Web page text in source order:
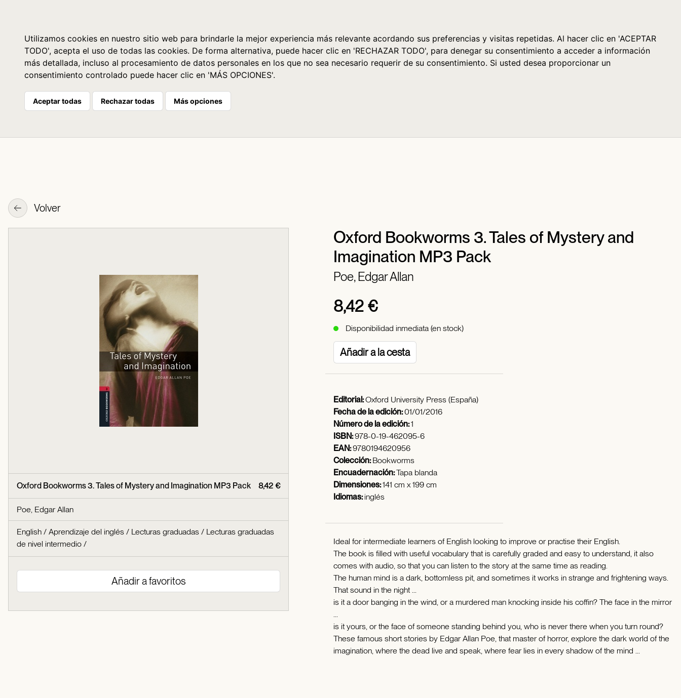
Utilizamos cookies en nuestro sitio web para brindarle la mejor experiencia más relevante acordando sus preferencias y visitas repetidas. Al hacer clic en 'ACEPTAR
TODO', acepta el uso de todas las cookies. De forma alternativa, puede hacer clic en 'RECHAZAR TODO', para denegar su consentimiento a acceder a información
más detallada, incluso al procesamiento de datos personales en los que no sea necesario requerir de su consentimiento. Si usted desea proporcionar un
consentimiento controlado puede hacer clic en 'MÁS OPCIONES'.
Aceptar todas Rechazar todas Más opciones
Volver
Oxford Bookworms 3. Tales of Mystery and
Imagination MP3 Pack
Poe, Edgar Allan
8,42 €
Disponibilidad inmediata (en stock)
Añadir a la cesta
8,42 €
Oxford Bookworms 3. Tales of Mystery and Imagination MP3 Pack
Poe, Edgar Allan
English / Aprendizaje del inglés / Lecturas graduadas / Lecturas graduadas
de nivel intermedio /
Añadir a favoritos
Editorial:Oxford University Press (España)
Fecha de la edición:01/01/2016
Número de la edición:1
ISBN:978-0-19-462095-6
EAN:9780194620956
Colección:Bookworms
Encuadernación:Tapa blanda
Dimensiones:141 cm x 199 cm
Idiomas:inglés
Ideal for intermediate learners of English looking to improve or practise their English.
The book is filled with useful vocabulary that is carefully graded and easy to understand, it also
comes with audio, so that you can listen to the story at the same time as reading.
The human mind is a dark, bottomless pit, and sometimes it works in strange and frightening ways.
That sound in the night ...
is it a door banging in the wind, or a murdered man knocking inside his coffin? The face in the mirror
...
is it yours, or the face of someone standing behind you, who is never there when you turn round?
These famous short stories by Edgar Allan Poe, that master of horror, explore the dark world of the
imagination, where the dead live and speak, where fear lies in every shadow of the mind ...